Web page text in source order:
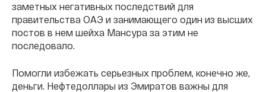
заметных негативных последствий для
правительства ОАЭ и занимающего один из высших
постов в нем шейха Мансура за этим не
последовало.
Помогли избежать серьезных проблем, конечно же,
деньги. Нефтедоллары из Эмиратов важны для